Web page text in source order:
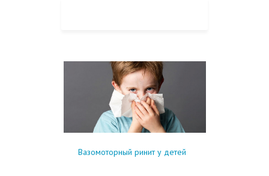
Вазомоторный ринит у детей